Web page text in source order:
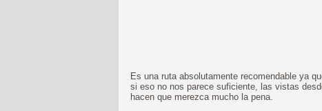
Es una ruta absolutamente recomendable ya
si eso no nos parece suficiente, las vistas
hacen que merezca mucho la pena.